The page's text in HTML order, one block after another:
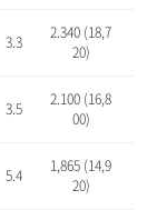
3.3
2.340 (18,7
20)
3.5
2.100 (16,8
00)
5.4
1,865 (14,9
20)